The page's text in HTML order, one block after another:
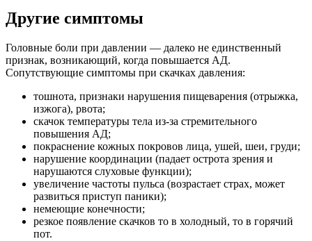
Другие симптомы
Головные боли при давлении — далеко не единственный
признак, возникающий, когда повышается АД.
Сопутствующие симптомы при скачках давления:
тошнота, признаки нарушения пищеварения (отрыжка,
изжога), рвота;
скачок температуры тела из-за стремительного
повышения АД;
покраснение кожных покровов лица, ушей, шеи, груди;
нарушение координации (падает острота зрения и
нарушаются слуховые функции);
увеличение частоты пульса (возрастает страх, может
развиться приступ паники);
немеющие конечности;
резкое появление скачков то в холодный, то в горячий
пот.